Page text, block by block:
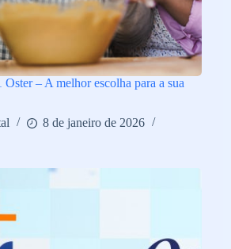
– A melhor escolha para a sua
8 de janeiro de 2026